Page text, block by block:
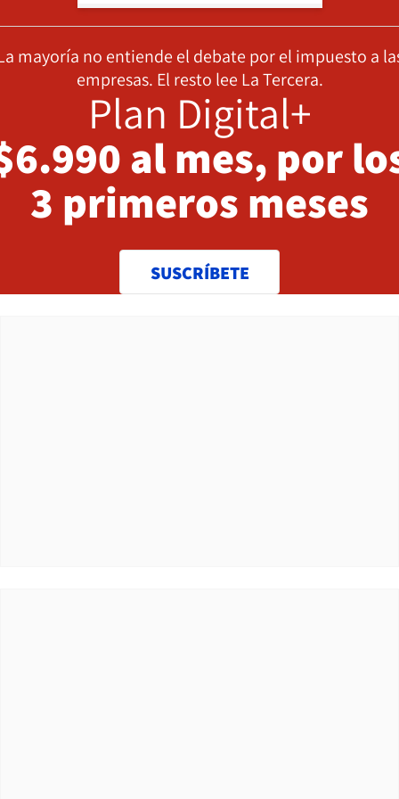
mayoría no entiende el debate por el impuesto a
empresas. El resto lee La Tercera.
Plan Digital+
al mes, por
3 primeros meses
SUSCRÍBETE